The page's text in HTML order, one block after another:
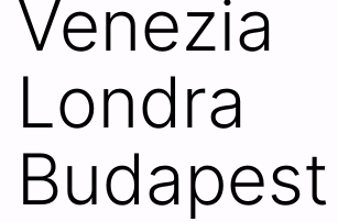
Venezia
Londra
Budapest